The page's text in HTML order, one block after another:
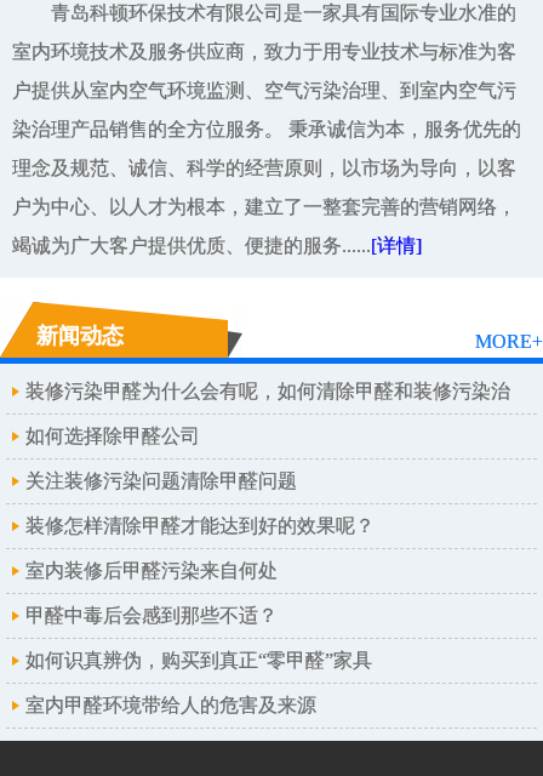
青岛科顿环保技术有限公司是一家具有国际专业水准的
室内环境技术及服务供应商，致力于用专业技术与标准为客
户提供从室内空气环境监测、空气污染治理、到室内空气污
染治理产品销售的全方位服务。 秉承诚信为本，服务优先的
理念及规范、诚信、科学的经营原则，以市场为导向，以客
户为中心、以人才为根本，建立了一整套完善的营销网络，
竭诚为广大客户提供优质、便捷的服务......[详情]
新闻动态 MORE+
装修污染甲醛为什么会有呢，如何清除甲醛和装修污染治
理呢
如何选择除甲醛公司
关注装修污染问题清除甲醛问题
装修怎样清除甲醛才能达到好的效果呢？
室内装修后甲醛污染来自何处
甲醛中毒后会感到那些不适？
如何识真辨伪，购买到真正“零甲醛”家具
室内甲醛环境带给人的危害及来源